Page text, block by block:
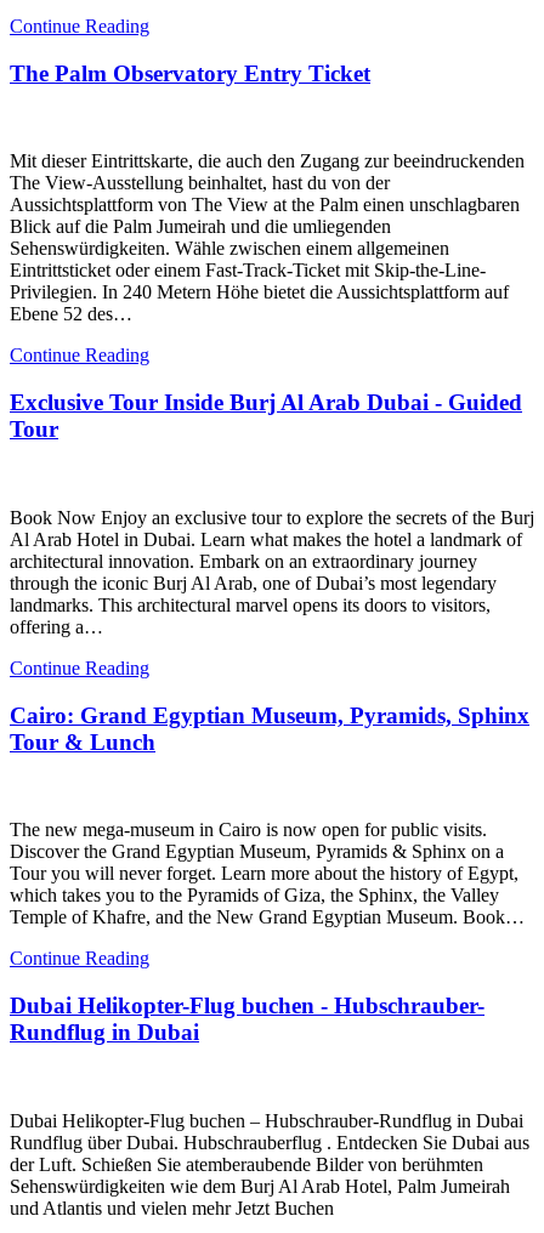
Continue Reading
The Palm Observatory Entry Ticket
Mit dieser Eintrittskarte, die auch den Zugang zur beeindruckenden
The View-Ausstellung beinhaltet, hast du von der
Aussichtsplattform von The View at the Palm einen unschlagbaren
Blick auf die Palm Jumeirah und die umliegenden
Sehenswürdigkeiten. Wähle zwischen einem allgemeinen
Eintrittsticket oder einem Fast-Track-Ticket mit Skip-the-Line-
Privilegien. In 240 Metern Höhe bietet die Aussichtsplattform auf
Ebene 52 des…
Continue Reading
Exclusive Tour Inside Burj Al Arab Dubai - Guided
Tour
Book Now Enjoy an exclusive tour to explore the secrets of the Burj
Al Arab Hotel in Dubai. Learn what makes the hotel a landmark of
architectural innovation. Embark on an extraordinary journey
through the iconic Burj Al Arab, one of Dubai’s most legendary
landmarks. This architectural marvel opens its doors to visitors,
offering a…
Continue Reading
Cairo: Grand Egyptian Museum, Pyramids, Sphinx
Tour & Lunch
The new mega-museum in Cairo is now open for public visits.
Discover the Grand Egyptian Museum, Pyramids & Sphinx on a
Tour you will never forget. Learn more about the history of Egypt,
which takes you to the Pyramids of Giza, the Sphinx, the Valley
Temple of Khafre, and the New Grand Egyptian Museum. Book…
Continue Reading
Dubai Helikopter-Flug buchen - Hubschrauber-
Rundflug in Dubai
Dubai Helikopter-Flug buchen – Hubschrauber-Rundflug in Dubai
Rundflug über Dubai. Hubschrauberflug . Entdecken Sie Dubai aus
der Luft. Schießen Sie atemberaubende Bilder von berühmten
Sehenswürdigkeiten wie dem Burj Al Arab Hotel, Palm Jumeirah
und Atlantis und vielen mehr Jetzt Buchen